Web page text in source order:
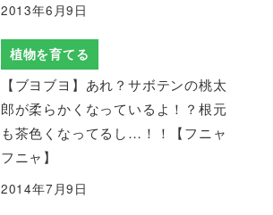
2013年6月9日
植物を育てる
【ブヨブヨ】あれ？サボテンの桃太
郎が柔らかくなっているよ！？根元
も茶色くなってるし…！！【フニャ
フニャ】
2014年7月9日